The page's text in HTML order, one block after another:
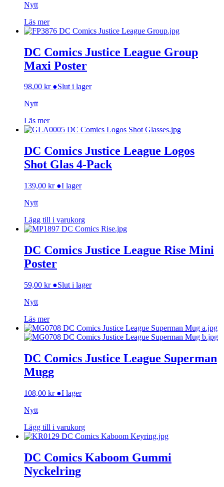
Nytt
Läs mer
DC Comics Justice League Group
Maxi Poster
98,00 kr ●Slut i lager
Nytt
Läs mer
DC Comics Justice League Logos
Shot Glas 4-Pack
139,00 kr ●I lager
Nytt
Lägg till i varukorg
DC Comics Justice League Rise Mini
Poster
59,00 kr ●Slut i lager
Nytt
Läs mer
DC Comics Justice League Superman
Mugg
108,00 kr ●I lager
Nytt
Lägg till i varukorg
DC Comics Kaboom Gummi
Nyckelring